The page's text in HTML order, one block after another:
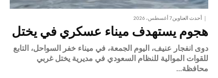
أحدث العناوين7 أغسطس، 2026
هجوم يستهدف ميناء عسكري في يختل
دوى انفجار عنيف، اليوم الجمعة، في ميناء خفر السواحل، التابع
للقوات الموالية للنظام السعودي في مديرية يختل غربي
محافظة...